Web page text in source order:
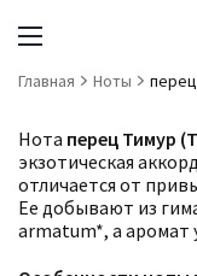
Главная Ноты
Нота перец Тимур
экзотическая
отличается от
Ее добывают из
armatum*, а аромат